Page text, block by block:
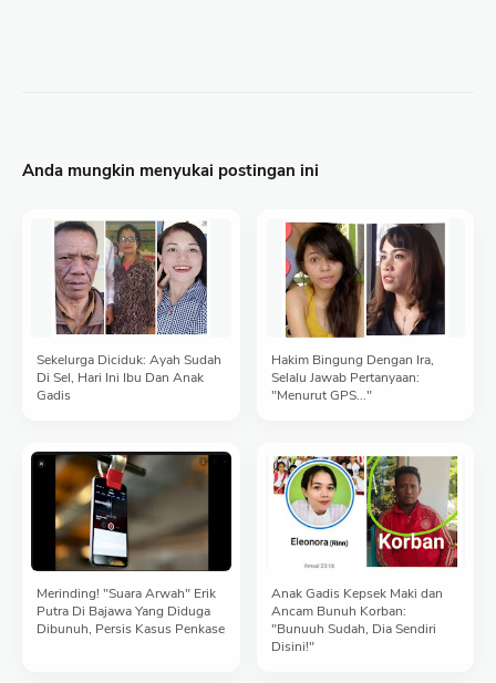
Anda mungkin menyukai postingan ini
Sekelurga Diciduk: Ayah Sudah
Di Sel, Hari Ini Ibu Dan Anak
Gadis
Hakim Bingung Dengan Ira,
Selalu Jawab Pertanyaan:
"Menurut GPS..."
Merinding! "Suara Arwah" Erik
Putra Di Bajawa Yang Diduga
Dibunuh, Persis Kasus Penkase
Anak Gadis Kepsek Maki dan
Ancam Bunuh Korban:
"Bunuuh Sudah, Dia Sendiri
Disini!"